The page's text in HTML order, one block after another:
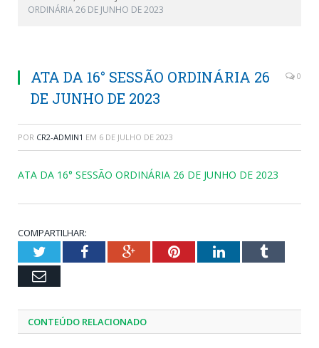
ORDINÁRIA 26 DE JUNHO DE 2023
ATA DA 16° SESSÃO ORDINÁRIA 26
DE JUNHO DE 2023
0
POR CR2-ADMIN1 EM 6 DE JULHO DE 2023
ATA DA 16° SESSÃO ORDINÁRIA 26 DE JUNHO DE 2023
COMPARTILHAR:
TwitterFacebookGoogle+PinterestLinkedInTumblr
Email
CONTEÚDO RELACIONADO